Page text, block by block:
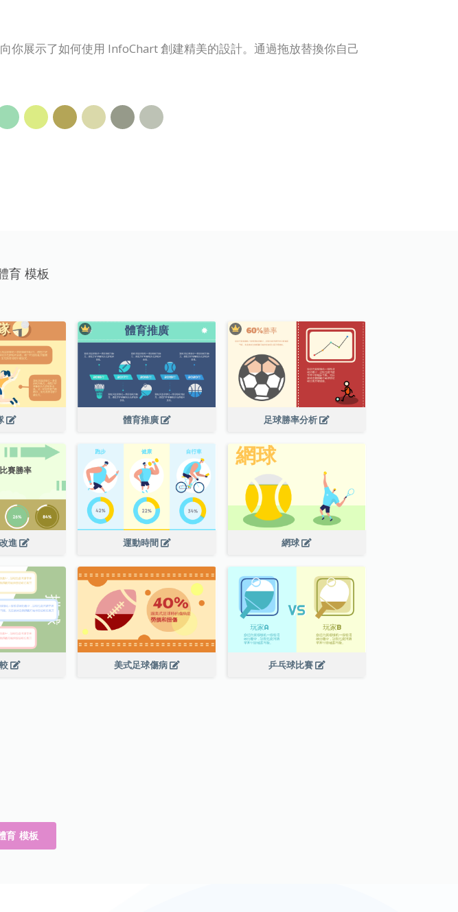
展示了如何使用 InfoChart 創建精美的設計。通過拖放替換你自己
育 模板
體育推廣 足球勝率分析
進 運動時間 網球
美式足球傷病 乒乓球比賽
育 模板